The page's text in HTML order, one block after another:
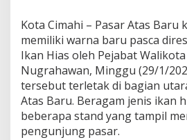
A
D
J
a
n
g
a
n
Kota Cimahi – Pasar Atas Baru
memiliki warna baru pasca
Ikan Hias oleh Pejabat
Nugrahawan, Minggu (29/1/
tersebut terletak di bagian
Atas Baru. Beragam jenis ikan
beberapa stand yang tampil
pengunjung pasar.